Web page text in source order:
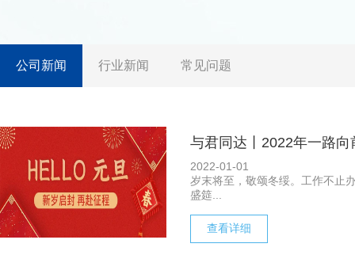
公司新闻 行业新闻 常见问题
与君同达丨2022年一路
2022-01-01
岁末将至，敬颂冬绥。工作不止
盛筵...
查看详细